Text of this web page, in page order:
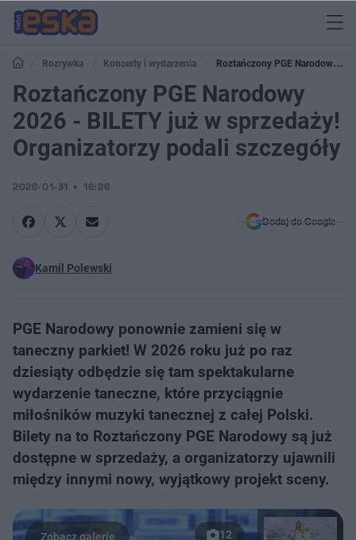
Rozrywka Koncerty i wydarzenia
Roztańczony PGE Narodowy
2026 - BILETY już w sprzedaży! Organizatorzy podali szczegóły
Roztańczony PGE Narodowy
2026 - BILETY już w sprzedaży!
Organizatorzy podali szczegóły
2026-01-31 16:28
Dodaj do Google
Kamil Polewski
PGE Narodowy ponownie zamieni się w
taneczny parkiet! W 2026 roku już po raz
dziesiąty odbędzie się tam spektakularne
wydarzenie taneczne, które przyciągnie
miłośników muzyki tanecznej z całej Polski.
Bilety na to Roztańczony PGE Narodowy są już
dostępne w sprzedaży, a organizatorzy ujawnili
między innymi nowy, wyjątkowy projekt sceny.
12